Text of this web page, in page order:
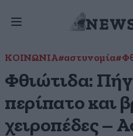
ΚΟΙΝΩΝΙΑ#αστυνομία
Φθιώτιδα:
περίπατο και
χειροπέδες –